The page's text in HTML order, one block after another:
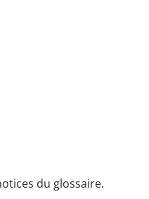
du glossaire.